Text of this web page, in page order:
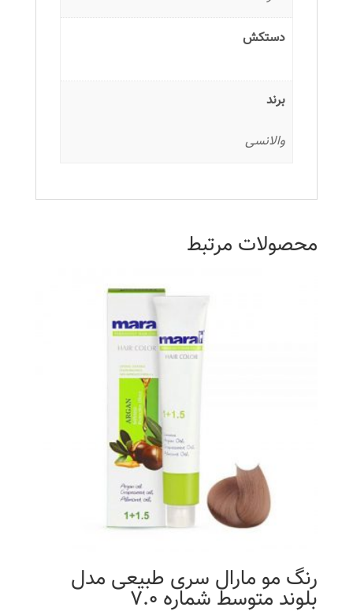
دستکش
برند
والانسی
محصولات مرتبط
رنگ مو مارال سری طبیعی مدل
بلوند متوسط شماره 7.0